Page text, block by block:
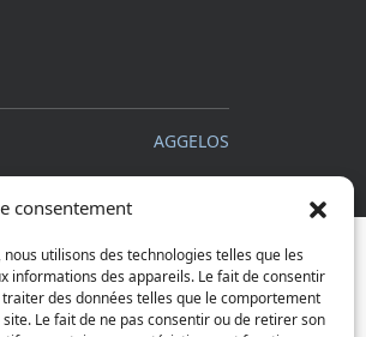
consentement
utilisons des technologies telles que les
informations des appareils. Le fait de consentir
des données telles que le comportement
Le fait de ne pas consentir ou de retirer son
AGGELOS